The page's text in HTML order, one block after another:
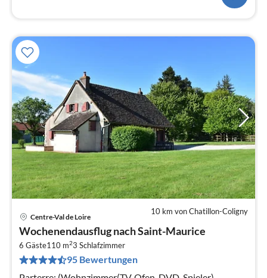
10 km von Chatillon-Coligny
Centre-Val de Loire
Wochenendausflug nach Saint-Maurice
6 Gäste110 m23 Schlafzimmer
95 Bewertungen